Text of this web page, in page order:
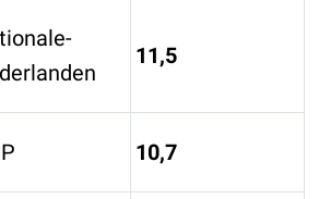
11,5
10,7